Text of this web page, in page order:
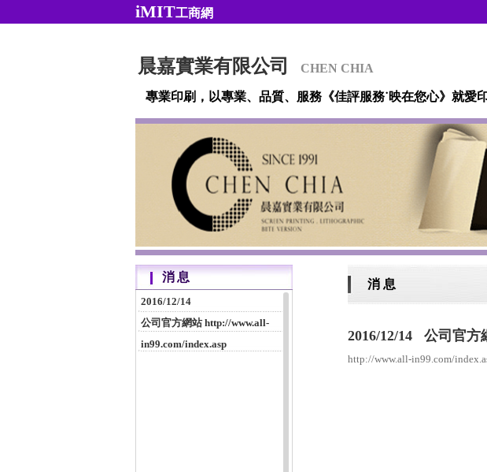
iMIT工商網
晨嘉實業有限公司 CHEN CHIA
專業印刷，以專業、品質、服務《佳評服務˙映在您心》就愛
消息
2016/12/14
公司官方網站 http://www.all-
in99.com/index.asp
消 息
2016/12/14 公司官方
http://www.all-in99.com/